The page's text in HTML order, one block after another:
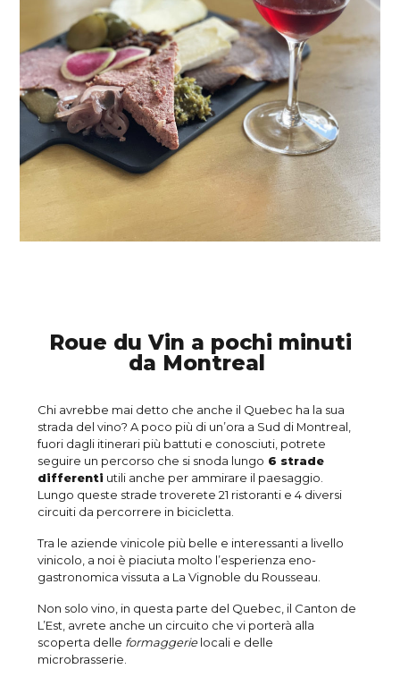
Roue du Vin a pochi minuti
da Montreal
Chi avrebbe mai detto che anche il Quebec ha la sua
strada del vino? A poco più di un’ora a Sud di Montreal,
fuori dagli itinerari più battuti e conosciuti, potrete
seguire un percorso che si snoda lungo 6 strade
differenti utili anche per ammirare il paesaggio.
Lungo queste strade troverete 21 ristoranti e 4 diversi
circuiti da percorrere in bicicletta.
Tra le aziende vinicole più belle e interessanti a livello
vinicolo, a noi è piaciuta molto l’esperienza eno-
gastronomica vissuta a La Vignoble du Rousseau.
Non solo vino, in questa parte del Quebec, il Canton de
L’Est, avrete anche un circuito che vi porterà alla
scoperta delle formaggerielocali e delle
microbrasserie.